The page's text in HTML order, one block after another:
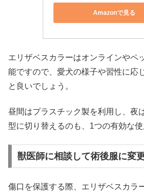
Amazonで見る
エリザベスカラーはオンラインやペ
能ですので、愛犬の様子や習性に応
と良いでしょう。
昼間はプラスチック製を利用し、夜
型に切り替えるのも、1つの有効な使
獣医師に相談して術後服に変
傷口を保護する際、エリザベスカラ